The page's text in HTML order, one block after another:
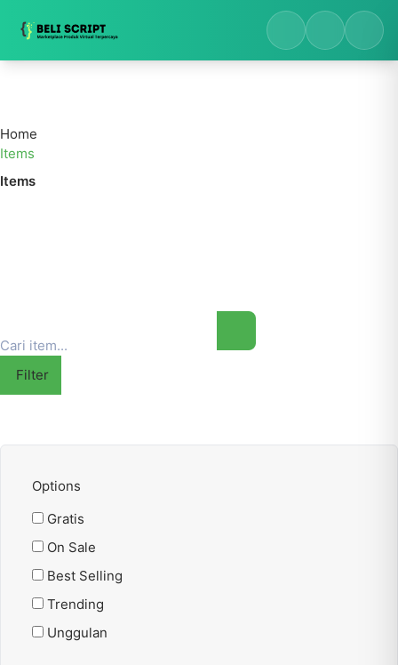
Home
Items
Items
Filter
Options
Gratis
On Sale
Best Selling
Trending
Unggulan